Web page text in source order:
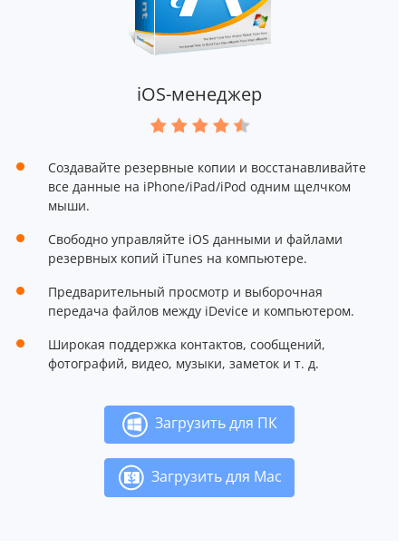
iOS-менеджер
Создавайте резервные копии и восстанавливайте
все данные на iPhone/iPad/iPod одним щелчком
мыши.
Свободно управляйте iOS данными и файлами
резервных копий iTunes на компьютере.
Предварительный просмотр и выборочная
передача файлов между iDevice и компьютером.
Широкая поддержка контактов, сообщений,
фотографий, видео, музыки, заметок и т. д.
Загрузить для ПК
Загрузить для Mac